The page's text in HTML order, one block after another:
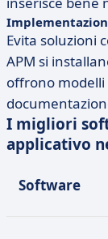
Evita soluzioni
APM si
offrono modelli
I migliori
applicativo
Software